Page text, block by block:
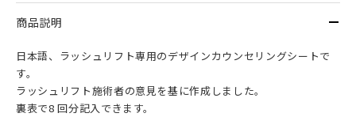
商品説明
日本語、ラッシュリフト専用のデザインカウンセリングシートで
す。
ラッシュリフト施術者の意見を基に作成しました。
裏表で8 回分記入できます。